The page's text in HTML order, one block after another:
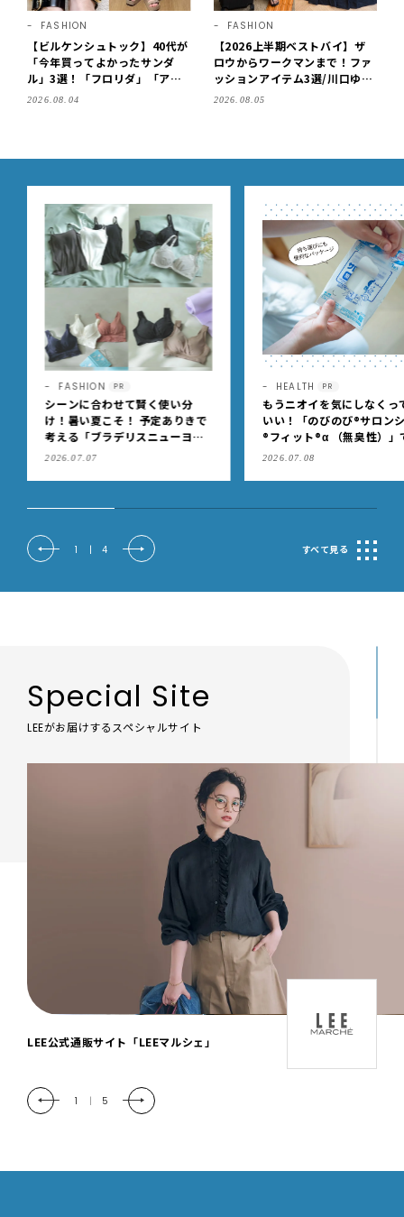
FASHION
【ビルケンシュトック】40代が
「今年買ってよかったサンダ
ル」3選！「フロリダ」「アリ
ゾナ」の履き心地＆サイズ選び
2026.08.04
FASHION
【2026上半期ベストバイ】ザ
ロウからワークマンまで！ファ
ッションアイテム3選/川口ゆか
り
2026.08.05
HEALTH PR
もうニオイを気にしなくっても
いい！「のびのび®サロンシップ
®フィット®α （無臭性）」で、
肩こりや足腰のダルさを出先で
2026.07.08
HEALTH PR
入学、思春期などの節目に
どもの「アトピー性皮膚炎
治療を見直しませんか？
2026.08.03
2 | 4 すべて見る
Special Site
LEEがお届けするスペシャルサイト
「LEE DAYS」本物志向にときめく。大人カ
2 | 5